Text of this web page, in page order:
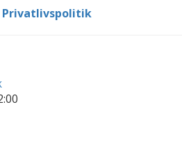
Privatlivspolitik